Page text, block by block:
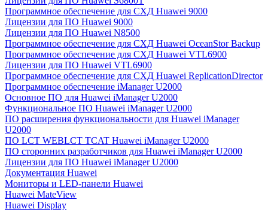
Программное обеспечение для СХД Huawei 9000
Лицензии для ПО Huawei 9000
Лицензии для ПО Huawei N8500
Программное обеспечение для СХД Huawei OceanStor Backup
Программное обеспечение для СХД Huawei VTL6900
Лицензии для ПО Huawei VTL6900
Программное обеспечение для СХД Huawei ReplicationDirector
Программное обеспечение iManager U2000
Основное ПО для Huawei iManager U2000
Функциональное ПО Huawei iManager U2000
ПО расширения функциональности для Huawei iManager
U2000
ПО LCT WEBLCT TCAT Huawei iManager U2000
ПО сторонних разработчиков для Huawei iManager U2000
Лицензии для ПО Huawei iManager U2000
Документация Huawei
Мониторы и LED-панели Huawei
Huawei MateView
Huawei Display